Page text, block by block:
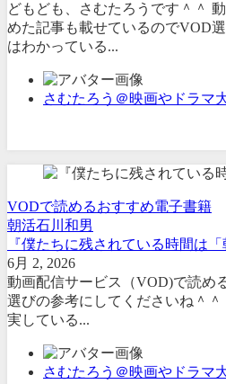
どもども、さむたろうです＾＾
めた記事も載せているのでVOD
はわかっている...
さむたろう＠映画やドラマ
VODで読めるおすすめ電子書籍
朝活石川和男
『僕たちに残されている時間は
6月 2, 2026
動画配信サービス（VOD)で読め
選びの参考にしてくださいね＾
実している...
さむたろう＠映画やドラマ